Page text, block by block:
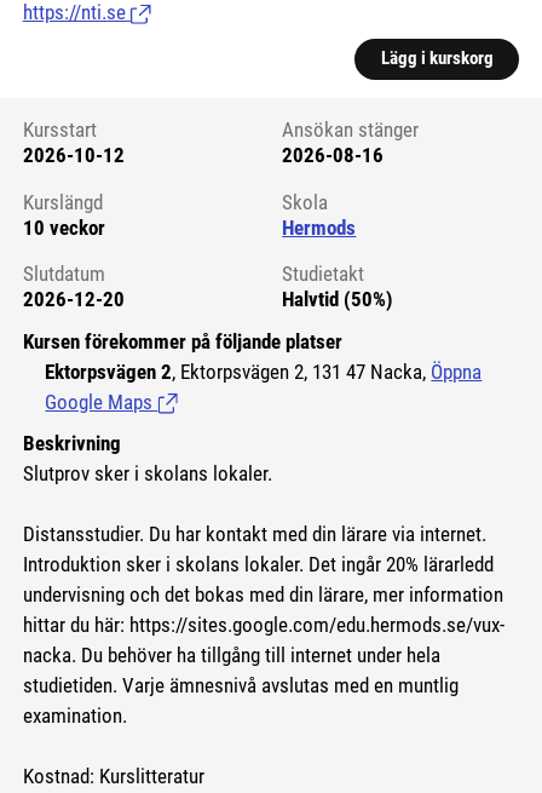
https://nti.se (Länk till extern sida.)
Lägg i kurskorg
Kursstart 6125032
Kursstart
2026-10-12
Ansökan stänger
2026-08-16
Kurslängd
10 veckor
Skola
Hermods
Slutdatum
2026-12-20
Studietakt
Halvtid (50%)
Kursen förekommer på följande platser
Ektorpsvägen 2, Ektorpsvägen 2, 131 47 Nacka, Öppna
Google Maps (Länk till extern sida.)
Beskrivning
Slutprov sker i skolans lokaler.
Distansstudier. Du har kontakt med din lärare via internet.
Introduktion sker i skolans lokaler. Det ingår 20% lärarledd
undervisning och det bokas med din lärare, mer information
hittar du här: https://sites.google.com/edu.hermods.se/vux-
nacka. Du behöver ha tillgång till internet under hela
studietiden. Varje ämnesnivå avslutas med en muntlig
examination.
Kostnad: Kurslitteratur